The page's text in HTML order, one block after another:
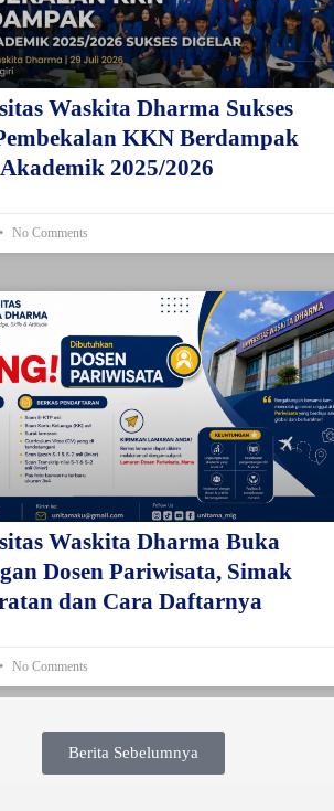
Waskita Dharma Sukses
KKN Berdampak
2025/2026
No Comments
Waskita Dharma Buka
Dosen Pariwisata, Simak
dan Cara Daftarnya
No Comments
Berita Sebelumnya